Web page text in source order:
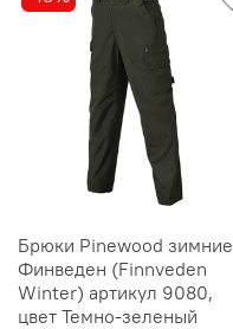
Брюки Pinewood зимние
Финведен (Finnveden
Winter) артикул 9080,
цвет Темно-зеленый